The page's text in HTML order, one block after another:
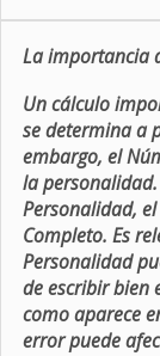
La importancia
Un cálculo
se determina a
embargo, el
la
Personalidad,
Completo. Es
Personalidad
de escribir bien
como aparece
error puede